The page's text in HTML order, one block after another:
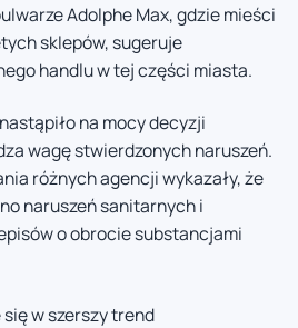
Adolphe Max, gdzie mieści
sklepów, sugeruje
handlu w tej części miasta.
na mocy decyzji
wagę stwierdzonych naruszeń.
różnych agencji wykazały, że
naruszeń sanitarnych i
o obrocie substancjami
w szerszy trend